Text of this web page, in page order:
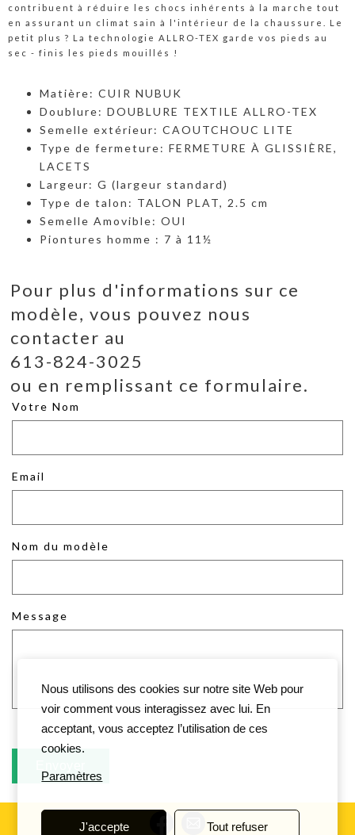
contribuent à réduire les chocs inhérents à la marche tout
en assurant un climat sain à l'intérieur de la chaussure. Le
petit plus ? La technologie ALLRO-TEX garde vos pieds au
sec - finis les pieds mouillés !
Matière: CUIR NUBUK
Doublure: DOUBLURE TEXTILE ALLRO-TEX
Semelle extérieur: CAOUTCHOUC LITE
Type de fermeture: FERMETURE À GLISSIÈRE,
LACETS
Largeur: G (largeur standard)
Type de talon: TALON PLAT, 2.5 cm
Semelle Amovible: OUI
Piontures homme : 7 à 11½
Pour plus d'informations sur ce
modèle, vous pouvez nous
contacter au
613-824-3025
ou en remplissant ce formulaire.
Votre Nom
Email
Nom du modèle
Message
Nous utilisons des cookies sur notre site Web pour
voir comment vous interagissez avec lui. En
acceptant, vous acceptez l’utilisation de ces
cookies.
Paramètres
J'accepte Tout refuser